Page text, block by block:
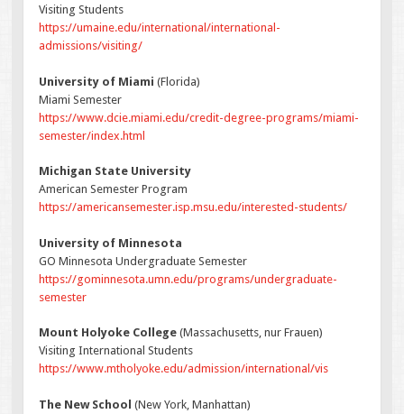
Visiting Students
https://umaine.edu/international/international-
admissions/visiting/
University of Miami (Florida)
Miami Semester
https://www.dcie.miami.edu/credit-degree-programs/miami-
semester/index.html
Michigan State University
American Semester Program
https://americansemester.isp.msu.edu/interested-students/
University of Minnesota
GO Minnesota Undergraduate Semester
https://gominnesota.umn.edu/programs/undergraduate-
semester
Mount Holyoke College (Massachusetts, nur Frauen)
Visiting International Students
https://www.mtholyoke.edu/admission/international/vis
The New School (New York, Manhattan)